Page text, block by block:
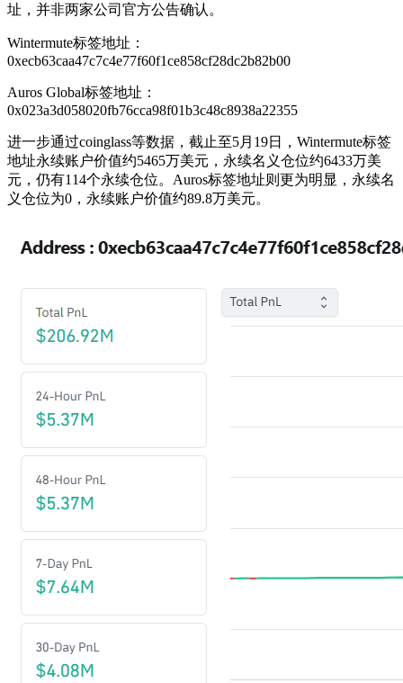
址，并非两家公司官方公告确认。
Wintermute标签地址：
0xecb63caa47c7c4e77f60f1ce858cf28dc2b82b00
Auros Global标签地址：
0x023a3d058020fb76cca98f01b3c48c8938a22355
进一步通过coinglass等数据，截止至5月19日，Wintermute标签
地址永续账户价值约5465万美元，永续名义仓位约6433万美
元，仍有114个永续仓位。Auros标签地址则更为明显，永续名
义仓位为0，永续账户价值约89.8万美元。